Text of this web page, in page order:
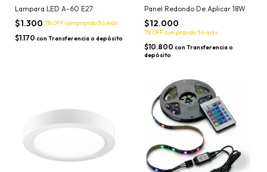
Lampara LED A-60 E27
$1.300 7% OFFcomprando 5 o más
$1.170 con Transferencia o depósito
Panel Redondo De Aplicar 18W
$12.000
7% OFFcomprando 5 o más
$10.800 con Transferencia o
depósito